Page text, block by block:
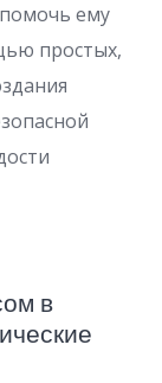
помочь ему
простых,
в